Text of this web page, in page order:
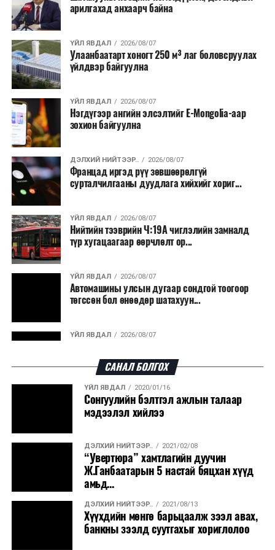
Лаг хатаах, шатаах технологи нь бохир ус цэвэрлэх
байгууламжаас гардаг лагийг байгаль орчинд аюулгүй
аргаар боловсруулж, эзлэхүүнийг эрс бууруулах
зориулалттай. Лагийг өндөр температурт шатааснаар
эзлэхүүн нь 90 хүртэл хувиар буурч, бактери, вирус
болон бусад өвчин үүсгэгч бичил биетнийг устгах
боломжтой.
Түүнчлэн шаталтын явцад үүсэх дулааныг цахилгаан
болон дулааны эрчим хүч үйлдвэрлэхэд ашиглаж
болдог. Зарим технологийн хувьд шаталтын дараа
үлдэх үнснээс фосфор зэрэг ашигт эрдсийг сэргээн
авах боломжтой аж.
Япон, Герман, Швейцар, Нидерланд, Өмнөд Солонгос
зэрэг улс лаг хатаах, шатаах технологийг ашиглаж
байна. Тухайлбал, Германд лаг шатаах үйлдвэрээс
гарсан үнснээс фосфор сэргээн авах технологи
ашигладаг бол Нидерландад төвлөрсөн лаг
боловсруулах үйлдвэрүүдээр дулаан, цахилгаан
эрчим хүч үйлдвэрлэдэг.
Ийнхүү лаг хатаах, шатаах технологийг лагийн
эзлэхүүнийг бууруулахын зэрэгцээ эрчим хүч
үйлдвэрлэх, нөөцийг дахин ашиглах чиглэлээр олон
улсад өргөн ашиглаж байна.
арилгахад анхаарч байна
ҮЙЛ ЯВДАЛ 2026/08/07
Улаанбаатарт хоногт 250 м³ лаг боловсруулах
үйлдвэр байгуулна
ҮЙЛ ЯВДАЛ 2026/08/07
Нэгдүгээр ангийн элсэлтийг E-Mongolia-аар
зохион байгуулна
ДЭЛХИЙ НИЙТЭЭР.. 2026/08/07
Францад иргэд рүү зөвшөөрөлгүй
сурталчилгааны дуудлага хийхийг хориг...
ҮЙЛ ЯВДАЛ 2026/08/07
Нийтийн тээврийн Ч:19А чиглэлийн замналд
түр хугацаагаар өөрчлөлт ор...
ҮЙЛ ЯВДАЛ 2026/08/07
Автомашины улсын дугаар сондгой тоогоор
төгссөн бол өнөөдөр шатахуун...
ҮЙЛ ЯВДАЛ 2026/08/07
ДЭЛХИЙ НИЙТЭЭР.. 2026/08/06
“Уралдронзавод” компанийн ерөнхий
захирлын автомашиныг дэлбэлжээ...
ҮЙЛ ЯВДАЛ 2026/08/06
Сүхбаатар боомтоор тав хоногт 10 мянга гаруй
тонн АИ-92 автобензин и...
ДЭЛХИЙ НИЙТЭЭР.. 2026/08/06
Вашингтон мужийн ой хээрийн түймрийг
хяналтад авах ажил ахицтай байн...
САНАЛ БОЛГОХ
ҮЙЛ ЯВДАЛ 2020/01/16
Сонгуулийн бэлтгэл ажлын талаар
мэдээлэл хийлээ
ДЭЛХИЙ НИЙТЭЭР.. 2021/02/08
“Увертюра” хамтлагийн дуучин
Ж.Ганбаатарын 5 настай бяцхан хүүд
амьд...
ДЭЛХИЙ НИЙТЭЭР.. 2021/08/13
Хүүхдийн мөнгө барьцаалж зээл авах,
банкны зээлд суутгахыг хориглолоо